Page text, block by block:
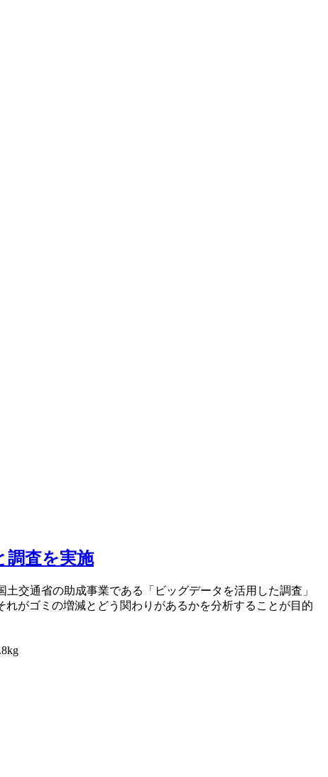
調査を実施
交通省の助成事業である「ビッグデータを活用した調査」
がゴミの増減とどう関わりがあるかを分析することが目的